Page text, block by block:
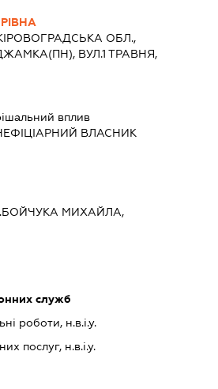
ОБЛ.,
ВУЛ.1 ТРАВНЯ,
вплив
ВЛАСНИК
МИХАЙЛА,
служб
роботи, н.в.і.у.
послуг, н.в.і.у.